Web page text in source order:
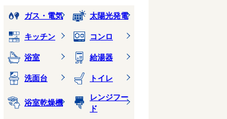
ガス・電気
太陽光発電
キッチン
コンロ
浴室
給湯器
洗面台
トイレ
浴室乾燥機
レンジフー
ド